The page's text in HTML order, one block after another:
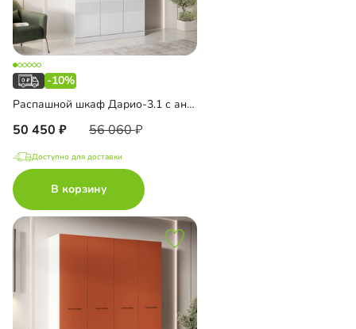
-10%
Распашной шкаф Дарио-3.1 с антресолью
50 450 56 060
Доступно для доставки
В корзину